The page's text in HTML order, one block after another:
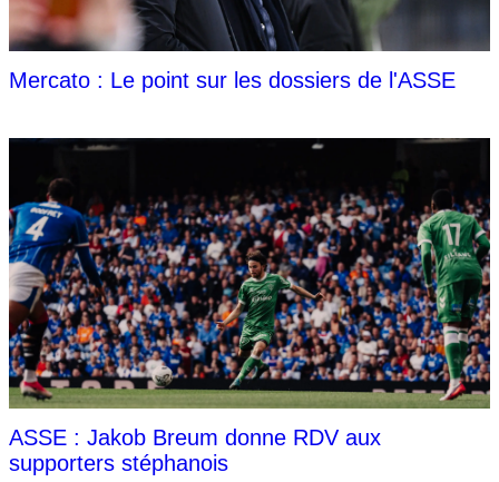
Mercato : Le point sur les dossiers de l'ASSE
ASSE : Jakob Breum donne RDV aux
supporters stéphanois